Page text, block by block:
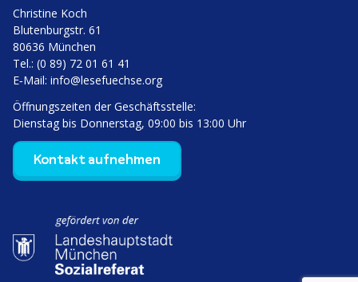
Christine Koch
Bluten­burgstr. 61
80636 München
Tel.: (0 89) 72 01 61 41
E‑Mail: info@lesefuechse.org
Öffnungs­zeiten der Geschäftsstelle:
Dienstag bis Donnerstag, 09:00 bis 13:00 Uhr
Kontakt aufnehmen